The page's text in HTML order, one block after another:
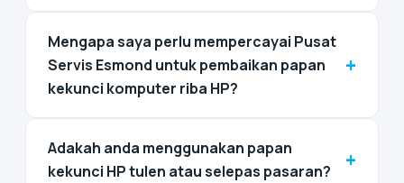
Mengapa saya perlu mempercayai Pusat
Servis Esmond untuk pembaikan papan
kekunci komputer riba HP?
+
Adakah anda menggunakan papan
kekunci HP tulen atau selepas pasaran?
+